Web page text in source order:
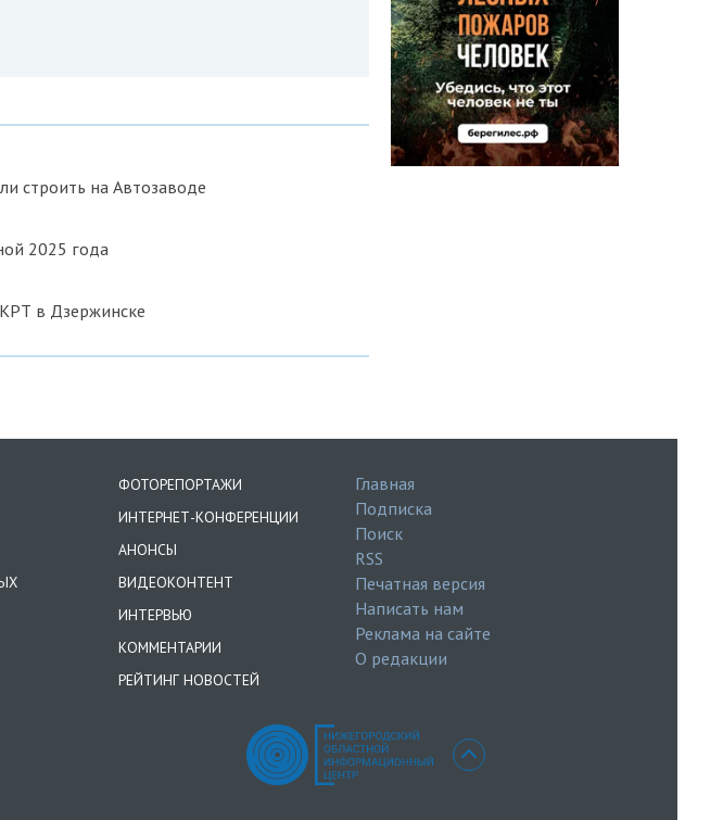
строить на Автозаводе
2025 года
в Дзержинске
ФОТОРЕПОРТАЖИ
ИНТЕРНЕТ-КОНФЕРЕНЦИИ
АНОНСЫ
ВИДЕОКОНТЕНТ
ИНТЕРВЬЮ
КОММЕНТАРИИ
РЕЙТИНГ НОВОСТЕЙ
Главная
Подписка
Поиск
RSS
Печатная версия
Написать нам
Реклама на сайте
О редакции